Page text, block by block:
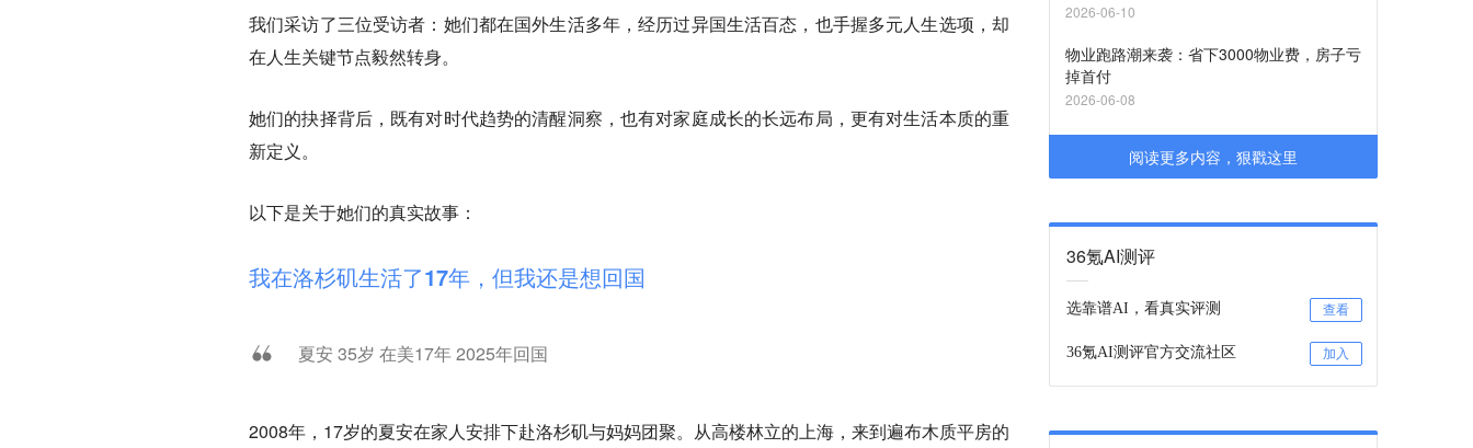
我们采访了三位受访者：她们都在国外生活多年，经历过异国生活百态，也手握多元人生选项，却
在人生关键节点毅然转身。
她们的抉择背后，既有对时代趋势的清醒洞察，也有对家庭成长的长远布局，更有对生活本质的重
新定义。
以下是关于她们的真实故事：
我在洛杉矶生活了17年，但我还是想回国
夏安 35岁 在美17年 2025年回国
2008年，17岁的夏安在家人安排下赴洛杉矶与妈妈团聚。从高楼林立的上海，来到遍布木质平房的
2026-06-10
物业跑路潮来袭：省下3000物业费，房子亏
掉首付
2026-06-08
阅读更多内容，狠戳这里
36氪AI测评
选靠谱AI，看真实评测 查看
36氪AI测评官方交流社区 加入